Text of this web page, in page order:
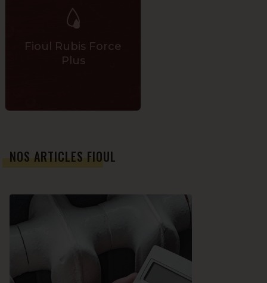
Fioul Rubis Force
Plus
NOS ARTICLES FIOUL